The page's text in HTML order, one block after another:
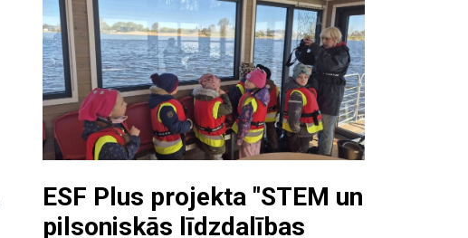
ESF Plus projekta "STEM un
pilsoniskās līdzdalības